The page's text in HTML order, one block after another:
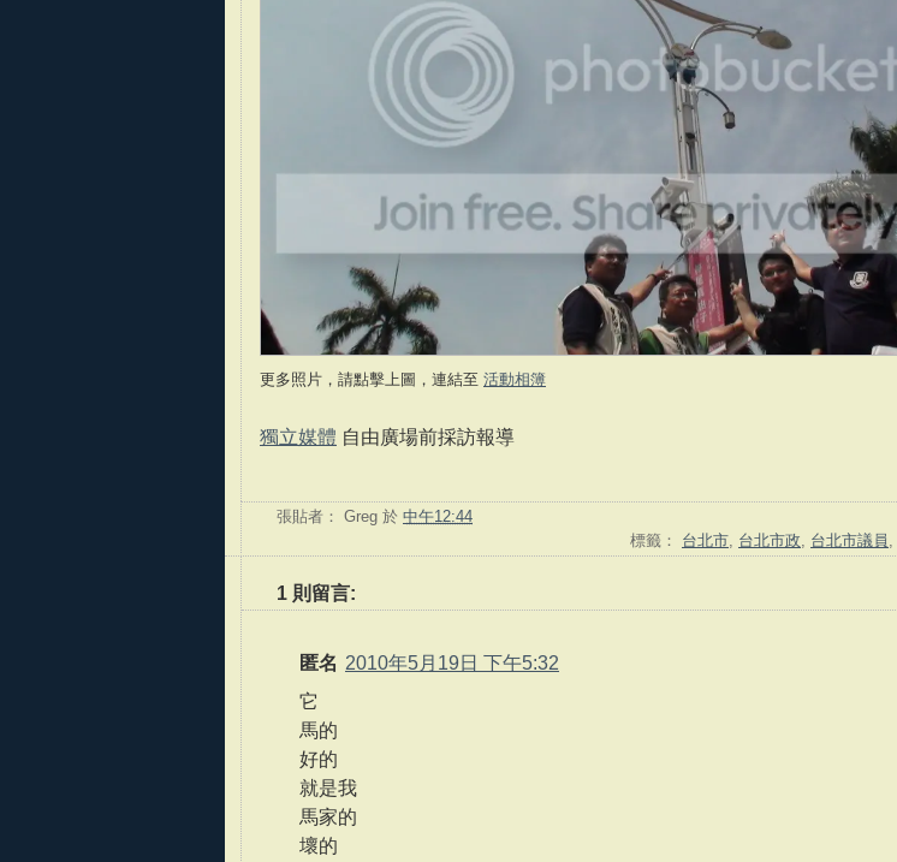
更多照片，請點擊上圖，連結至 活動相簿
獨立媒體 自由廣場前採訪報導
張貼者： Greg 於 中午12:44
標籤： 台北市 台北市政 台北市議員
1 則留言:
匿名 2010年5月19日 下午5:32
它
馬的
好的
就是我
馬家的
壞的